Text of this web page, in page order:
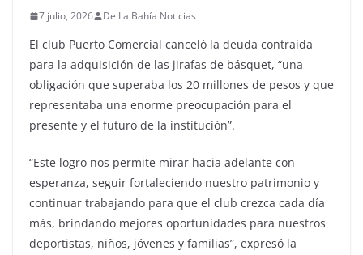
7 julio, 2026 De La Bahía Noticias
El club Puerto Comercial canceló la deuda contraída
para la adquisición de las jirafas de básquet, “una
obligación que superaba los 20 millones de pesos y que
representaba una enorme preocupación para el
presente y el futuro de la institución”.
“Este logro nos permite mirar hacia adelante con
esperanza, seguir fortaleciendo nuestro patrimonio y
continuar trabajando para que el club crezca cada día
más, brindando mejores oportunidades para nuestros
deportistas, niños, jóvenes y familias”, expresó la